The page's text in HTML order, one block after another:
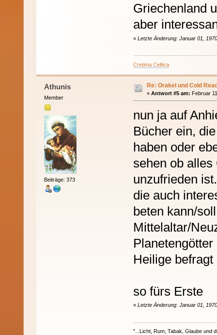
Griechenland
aber
« Letzte Änderung: Januar 01,
Cretima Celtica
Athunis
Member
Beiträge: 373
Re: Orakel und Cold
« Antwort #5 am: Februar
nun ja auf
Bücher ein,
haben oder
sehen ob alles
unzufrieden
die auch
beten kann/
Mittelaltar/
Heilige
so fürs Erste
« Letzte Änderung: Januar 01,
"...Licht, Rum, Tabak, Glaube und